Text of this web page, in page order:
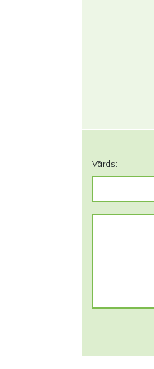
Vārds: